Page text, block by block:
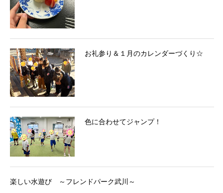
お礼参り＆１月のカレンダーづくり☆
色に合わせてジャンプ！
楽しい水遊び ～フレンドパーク武川～